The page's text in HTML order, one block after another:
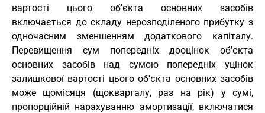
вартості цього об'єкта основних засобів
включається до складу нерозподіленого прибутку з
одночасним зменшенням додаткового капіталу.
Перевищення сум попередніх дооцінок об'єкта
основних засобів над сумою попередніх уцінок
залишкової вартості цього об'єкта основних засобів
може щомісяця (щокварталу, раз на рік) у сумі,
пропорційній нарахуванню амортизації, включатися